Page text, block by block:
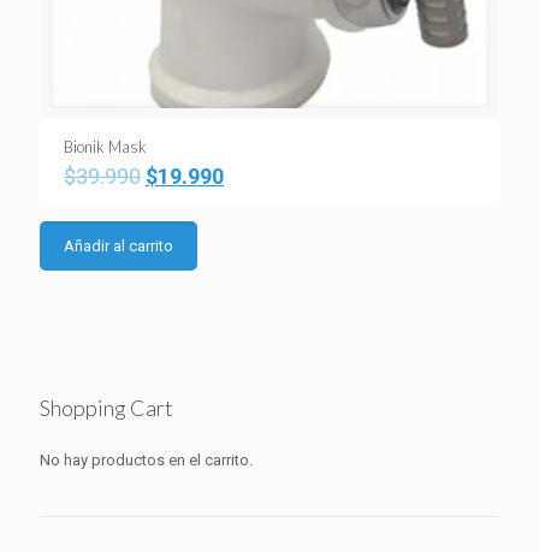
Bionik Mask
$39.990 El
original
era:
$39.990.
$19.990El
Añadir al carrito
Shopping Cart
No hay productos en el carrito.